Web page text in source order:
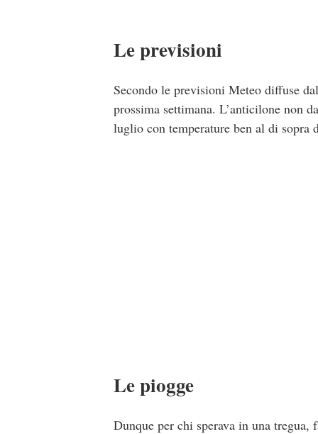
Le previsioni
Secondo le previsioni Meteo diffuse
prossima settimana. L’anticilone non
luglio con temperature ben al di sopra
Le piogge
Dunque per chi sperava in una